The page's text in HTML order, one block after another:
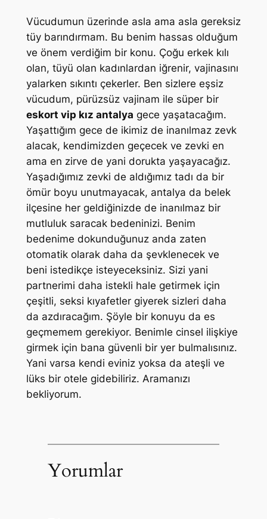
Vücudumun üzerinde asla ama asla gereksiz
tüy barındırmam. Bu benim hassas olduğum
ve önem verdiğim bir konu. Çoğu erkek kılı
olan, tüyü olan kadınlardan iğrenir, vajinasını
yalarken sıkıntı çekerler. Ben sizlere eşsiz
vücudum, pürüzsüz vajinam ile süper bir
eskort vip kız antalya gece yaşatacağım.
Yaşattığım gece de ikimiz de inanılmaz zevk
alacak, kendimizden geçecek ve zevki en
ama en zirve de yani dorukta yaşayacağız.
Yaşadığımız zevki de aldığımız tadı da bir
ömür boyu unutmayacak, antalya da belek
ilçesine her geldiğinizde de inanılmaz bir
mutluluk saracak bedeninizi. Benim
bedenime dokunduğunuz anda zaten
otomatik olarak daha da şevklenecek ve
beni istedikçe isteyeceksiniz. Sizi yani
partnerimi daha istekli hale getirmek için
çeşitli, seksi kıyafetler giyerek sizleri daha
da azdıracağım. Şöyle bir konuyu da es
geçmemem gerekiyor. Benimle cinsel ilişkiye
girmek için bana güvenli bir yer bulmalısınız.
Yani varsa kendi eviniz yoksa da ateşli ve
lüks bir otele gidebiliriz. Aramanızı
bekliyorum.
Yorumlar